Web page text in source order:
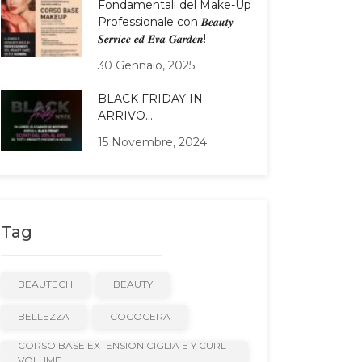
Fondamentali del Make-Up
Professionale con 𝑩𝒆𝒂𝒖𝒕𝒚
𝑺𝒆𝒓𝒗𝒊𝒄𝒆 𝒆𝒅 𝑬𝒗𝒂 𝑮𝒂𝒓𝒅𝒆𝒏!
30 Gennaio, 2025
BLACK FRIDAY IN
ARRIVO…
15 Novembre, 2024
Tag
BEAUTECH BEAUTY
BELLEZZA COCOCERA
CORSO BASE EXTENSION CIGLIA E Y CURL